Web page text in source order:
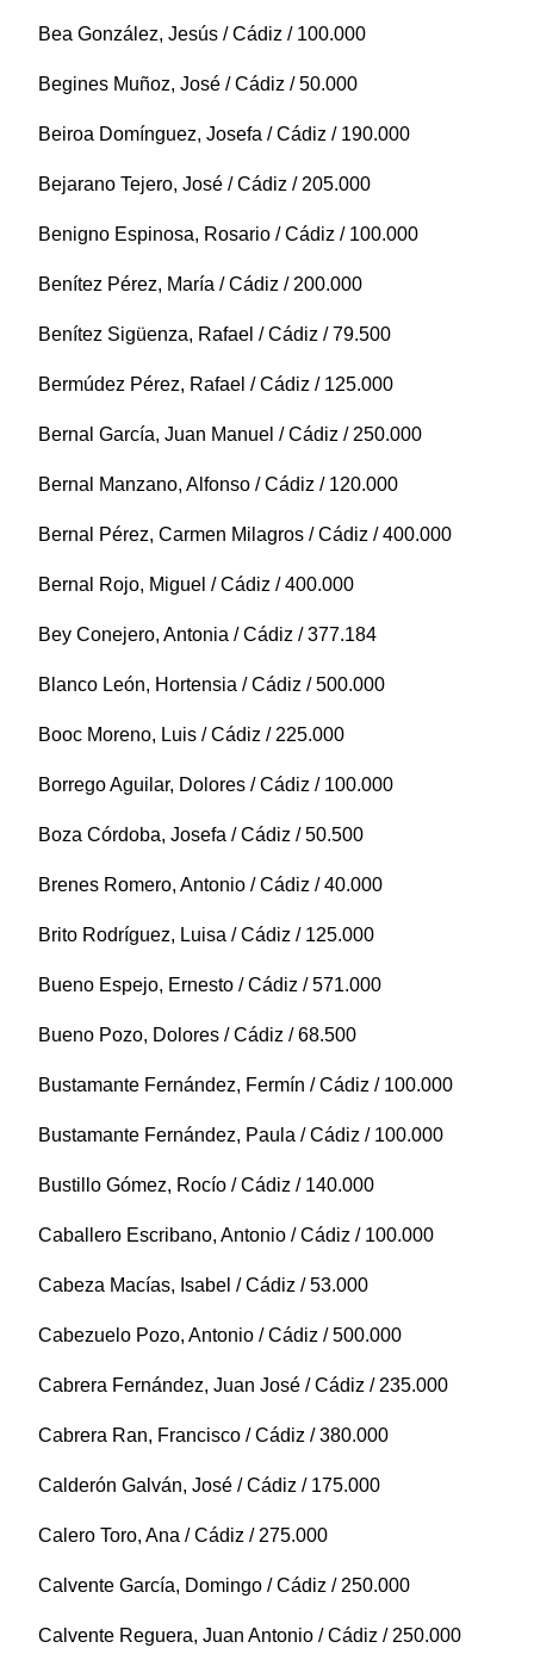
Bea González, Jesús / Cádiz / 100.000
Begines Muñoz, José / Cádiz / 50.000
Beiroa Domínguez, Josefa / Cádiz / 190.000
Bejarano Tejero, José / Cádiz / 205.000
Benigno Espinosa, Rosario / Cádiz / 100.000
Benítez Pérez, María / Cádiz / 200.000
Benítez Sigüenza, Rafael / Cádiz / 79.500
Bermúdez Pérez, Rafael / Cádiz / 125.000
Bernal García, Juan Manuel / Cádiz / 250.000
Bernal Manzano, Alfonso / Cádiz / 120.000
Bernal Pérez, Carmen Milagros / Cádiz / 400.000
Bernal Rojo, Miguel / Cádiz / 400.000
Bey Conejero, Antonia / Cádiz / 377.184
Blanco León, Hortensia / Cádiz / 500.000
Booc Moreno, Luis / Cádiz / 225.000
Borrego Aguilar, Dolores / Cádiz / 100.000
Boza Córdoba, Josefa / Cádiz / 50.500
Brenes Romero, Antonio / Cádiz / 40.000
Brito Rodríguez, Luisa / Cádiz / 125.000
Bueno Espejo, Ernesto / Cádiz / 571.000
Bueno Pozo, Dolores / Cádiz / 68.500
Bustamante Fernández, Fermín / Cádiz / 100.000
Bustamante Fernández, Paula / Cádiz / 100.000
Bustillo Gómez, Rocío / Cádiz / 140.000
Caballero Escribano, Antonio / Cádiz / 100.000
Cabeza Macías, Isabel / Cádiz / 53.000
Cabezuelo Pozo, Antonio / Cádiz / 500.000
Cabrera Fernández, Juan José / Cádiz / 235.000
Cabrera Ran, Francisco / Cádiz / 380.000
Calderón Galván, José / Cádiz / 175.000
Calero Toro, Ana / Cádiz / 275.000
Calvente García, Domingo / Cádiz / 250.000
Calvente Reguera, Juan Antonio / Cádiz / 250.000